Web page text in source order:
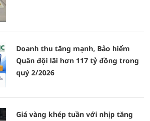
Doanh thu tăng mạnh, Bảo hiểm
Quân đội lãi hơn 117 tỷ đồng trong
quý 2/2026
Giá vàng khép tuần với nhịp tăng